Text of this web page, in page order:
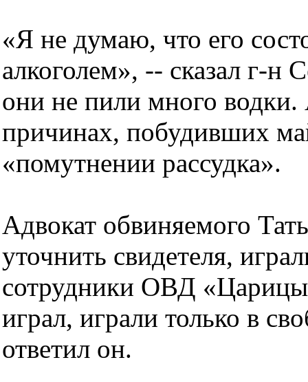
«Я не думаю, что его
алкоголем», -- сказал г-н
они не пили много водки.
причинах, побудивших
«помутнении рассудка».
Адвокат обвиняемого
уточнить свидетеля,
сотрудники ОВД
играл, играли только в
ответил он.